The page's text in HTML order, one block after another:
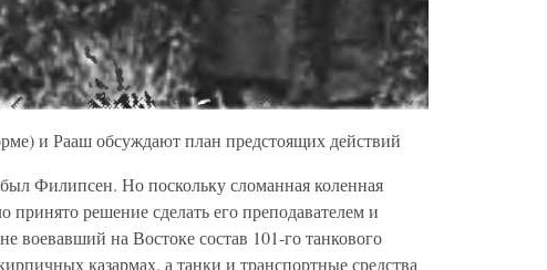
и Рааш обсуждают план предстоящих действий
Филипсен. Но поскольку сломанная коленная
принято решение сделать его преподавателем и
воевавший на Востоке состав 101-го танкового
казармах, а танки и транспортные средства